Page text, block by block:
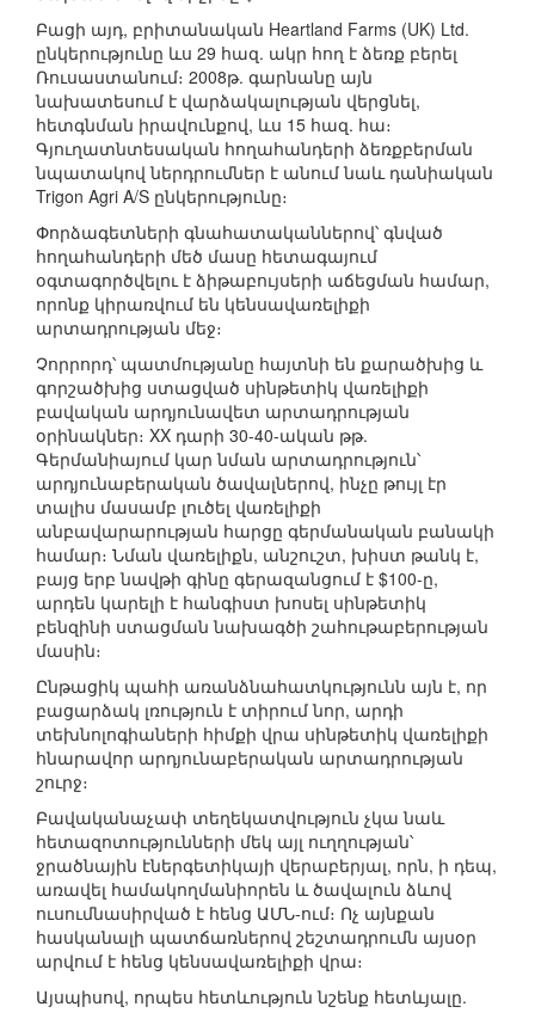
Բացի այդ, բրիտանական Heartland Farms (UK) Ltd.
ընկերությունը ևս 29 հազ. ակր հող է ձեռք բերել
Ռուսաստանում։ 2008թ. գարնանը այն
նախատեսում է վարձակալության վերցնել,
հետգնման իրավունքով, ևս 15 հազ. հա։
Գյուղատնտեսական հողահանդերի ձեռքբերման
նպատակով ներդրումներ է անում նաև դանիական
Trigon Agri A/S ընկերությունը։
Փորձագետների գնահատականներով՝ գնված
հողահանդերի մեծ մասը հետագայում
օգտագործվելու է ձիթաբույսերի աճեցման համար,
որոնք կիրառվում են կենսավառելիքի
արտադրության մեջ։
Չորրորդ՝ պատմությանը հայտնի են քարածխից և
գորշածխից ստացված սինթետիկ վառելիքի
բավական արդյունավետ արտադրության
օրինակներ։ XX դարի 30-40-ական թթ.
Գերմանիայում կար նման արտադրություն՝
արդյունաբերական ծավալներով, ինչը թույլ էր
տալիս մասամբ լուծել վառելիքի
անբավարարության հարցը գերմանական բանակի
համար։ Նման վառելիքն, անշուշտ, խիստ թանկ է,
բայց երբ նավթի գինը գերազանցում է $100-ը,
արդեն կարելի է հանգիստ խոսել սինթետիկ
բենզինի ստացման նախագծի շահութաբերության
մասին։
Ընթացիկ պահի առանձնահատկությունն այն է, որ
բացարձակ լռություն է տիրում նոր, արդի
տեխնոլոգիաների հիմքի վրա սինթետիկ վառելիքի
հնարավոր արդյունաբերական արտադրության
շուրջ։
Բավականաչափ տեղեկատվություն չկա նաև
հետազոտությունների մեկ այլ ուղղության՝
ջրածնային էներգետիկայի վերաբերյալ, որն, ի դեպ,
առավել համակողմանիորեն և ծավալուն ձևով
ուսումնասիրված է հենց ԱՄՆ-ում։ Ոչ այնքան
հասկանալի պատճառներով շեշտադրումն այսօր
արվում է հենց կենսավառելիքի վրա։
Այսպիսով, որպես հետևություն նշենք հետևյալը.